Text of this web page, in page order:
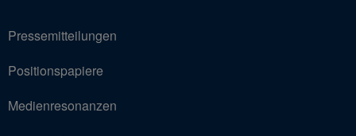
Pressemitteilungen
Positionspapiere
Medienresonanzen